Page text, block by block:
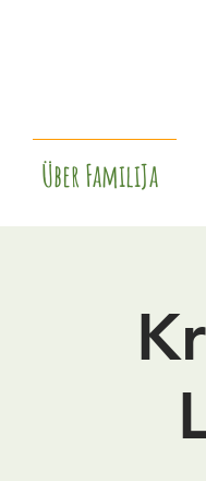
Über FamiliJa